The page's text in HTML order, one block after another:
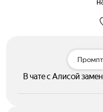
Промпт
В чате с Алисой